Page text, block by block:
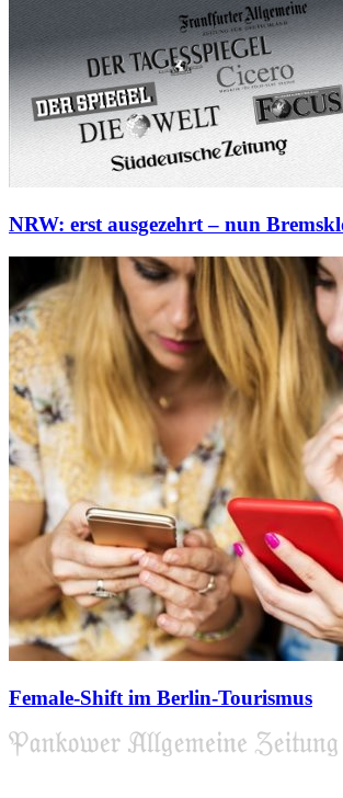
NRW: erst ausgezehrt – nun
Female-Shift im Berlin-Tourismus